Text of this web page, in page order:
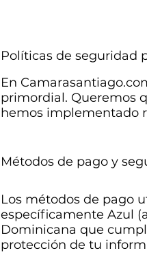
Políticas de seguridad
En
primordial. Queremos
hemos implementado
Métodos de pago y
Los métodos de pago
específicamente Azul
Dominicana que
protección de tu